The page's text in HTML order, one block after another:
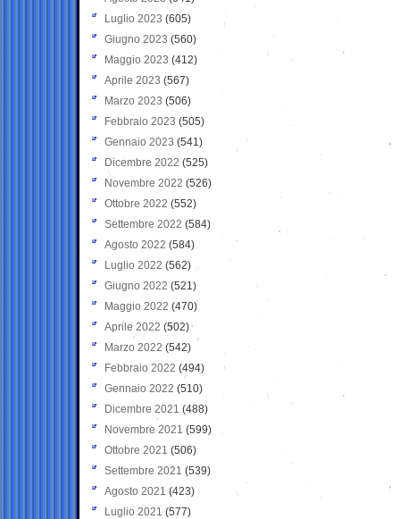
Luglio 2023 (605)
Giugno 2023 (560)
Maggio 2023 (412)
Aprile 2023 (567)
Marzo 2023 (506)
Febbraio 2023 (505)
Gennaio 2023 (541)
Dicembre 2022 (525)
Novembre 2022 (526)
Ottobre 2022 (552)
Settembre 2022 (584)
Agosto 2022 (584)
Luglio 2022 (562)
Giugno 2022 (521)
Maggio 2022 (470)
Aprile 2022 (502)
Marzo 2022 (542)
Febbraio 2022 (494)
Gennaio 2022 (510)
Dicembre 2021 (488)
Novembre 2021 (599)
Ottobre 2021 (506)
Settembre 2021 (539)
Agosto 2021 (423)
Luglio 2021 (577)